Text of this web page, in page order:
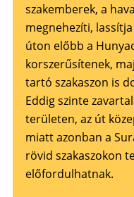
szakemberek, a
megnehezíti,
úton előbb a
korszerűsítenek,
tartó szakaszon is
Eddig szinte
területen, az út
miatt azonban a
rövid szakaszokon
előfordulhatnak.